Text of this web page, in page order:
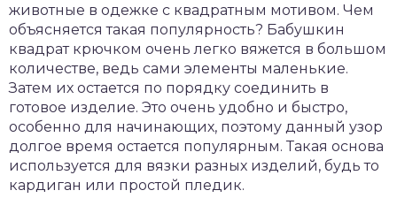
животные в одежке с квадратным мотивом. Чем
объясняется такая популярность? Бабушкин
квадрат крючком очень легко вяжется в большом
количестве, ведь сами элементы маленькие.
Затем их остается по порядку соединить в
готовое изделие. Это очень удобно и быстро,
особенно для начинающих, поэтому данный узор
долгое время остается популярным. Такая основа
используется для вязки разных изделий, будь то
кардиган или простой пледик.